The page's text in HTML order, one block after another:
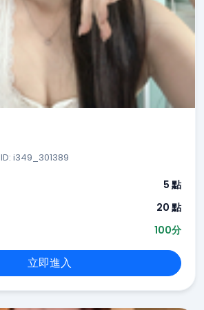
ID: i349_301389
5 點
20 點
100分
立即進入